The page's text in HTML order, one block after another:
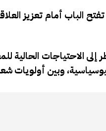
الباب أمام تعزيز
الاحتياجات الحالية
وبين أولويات